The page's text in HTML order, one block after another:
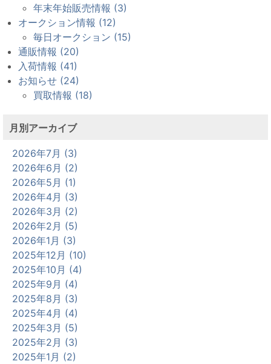
年末年始販売情報 (3)
オークション情報 (12)
毎日オークション (15)
通販情報 (20)
入荷情報 (41)
お知らせ (24)
買取情報 (18)
月別アーカイブ
2026年7月 (3)
2026年6月 (2)
2026年5月 (1)
2026年4月 (3)
2026年3月 (2)
2026年2月 (5)
2026年1月 (3)
2025年12月 (10)
2025年10月 (4)
2025年9月 (4)
2025年8月 (3)
2025年4月 (4)
2025年3月 (5)
2025年2月 (3)
2025年1月 (2)